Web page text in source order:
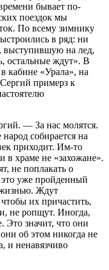
бывает по-
поездок мы
По всему зимнику
в ряд: ни
выступившую на лед,
остальные ждут». В
кабине «Урала», на
примерз к
— За нас молятся.
собирается на
приходит. Им-то
в храме не «захожане».
не поплакать о
уже пройденный
Ждут
их причастить,
не ропщут. Иногда,
Это значит, что они
об этом никогда не
и ненавязчиво